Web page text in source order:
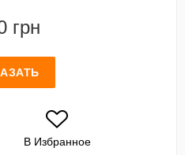
грн
В Избранное